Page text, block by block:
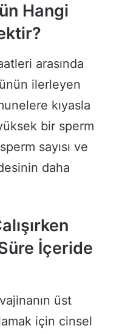
Hangi
arasında
ilerleyen
kıyasla
bir sperm
sayısı ve
daha
İçeride
üst
için cinsel